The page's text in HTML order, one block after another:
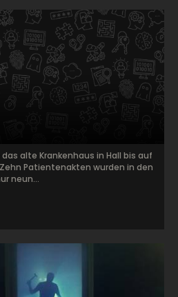
alte Krankenhaus in Hall bis auf
Patientenakten wurden in den
neun...